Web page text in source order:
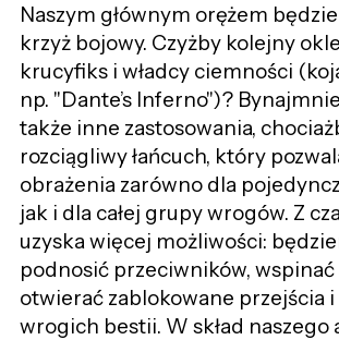
Naszym głównym orężem
krzyż bojowy. Czyżby kolejny
krucyfiks i władcy ciemności
np. "Dante’s Inferno")?
także inne zastosowania,
rozciągliwy łańcuch, który
obrażenia zarówno dla
jak i dla całej grupy wrogów. Z
uzyska więcej możliwości:
podnosić przeciwników, wspinać
otwierać zablokowane przejścia
wrogich bestii. W skład naszego